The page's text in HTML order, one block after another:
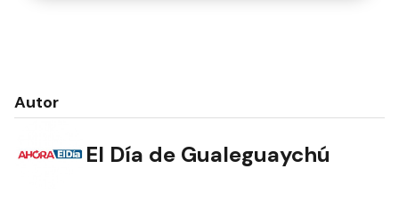
Autor
El Día de Gualeguaychú